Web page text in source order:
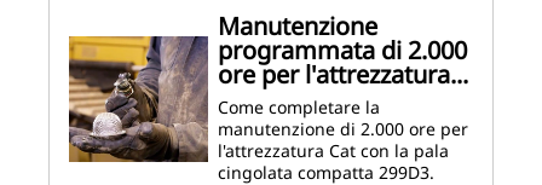
Manutenzione
programmata di 2.000
ore per l'attrezzatura...
Come completare la
manutenzione di 2.000 ore per
l'attrezzatura Cat con la pala
cingolata compatta 299D3.